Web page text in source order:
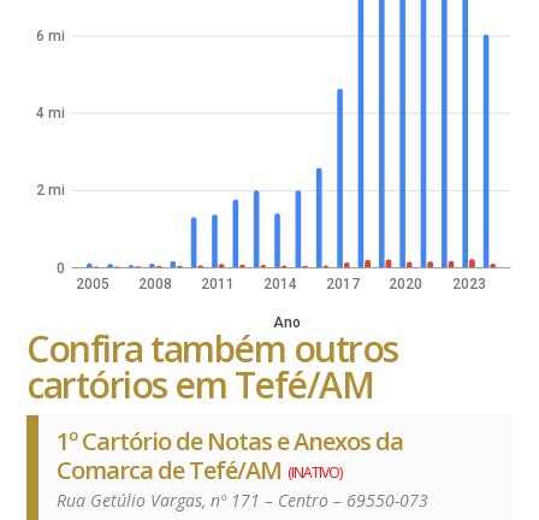
2005 2008 2011 2014 2017 2020 2023
Ano
0
2 mi
4 mi
6 mi
Confira também outros
cartórios em Tefé/AM
1º Cartório de Notas e Anexos da
Comarca de Tefé/AM (INATIVO)
Rua Getúlio Vargas, nº 171 – Centro – 69550-073